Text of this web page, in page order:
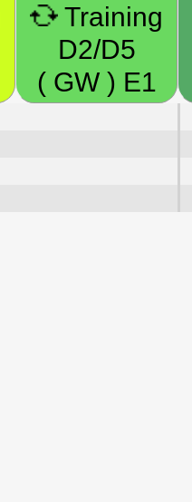
Training
D2/D5
( GW ) E1